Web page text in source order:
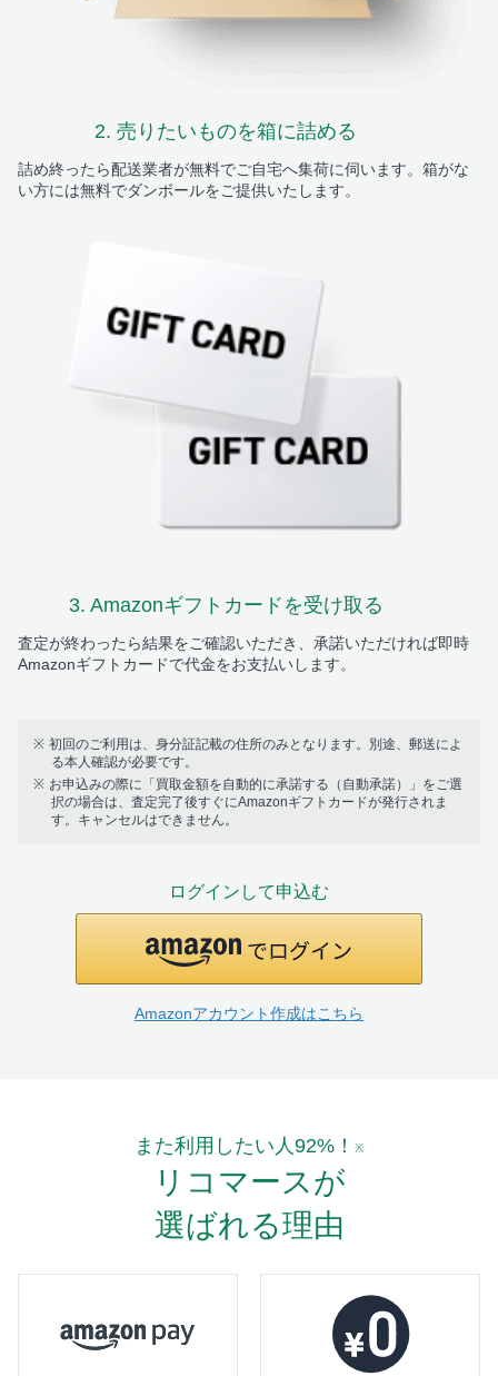
2. 売りたいものを箱に詰める
詰め終ったら配送業者が無料でご自宅へ集荷に伺います。箱がな
い方には無料でダンボールをご提供いたします。
3. Amazonギフトカード を受け取る
査定が終わったら結果をご確認いただき、承諾いただければ即時
Amazonギフトカードで代金をお支払いします。
初回のご利用は、身分証記載の住所のみとなります。別途、郵送によ
る本人確認が必要です。
お申込みの際に「買取金額を自動的に承諾する（自動承諾）」をご選
択の場合は、査定完了後すぐにAmazonギフトカードが発行されま
す。キャンセルはできません。
ログインして申込む
Amazonアカウント作成はこちら
また利用したい人92%！ ※
リコマースが
選ばれる理由